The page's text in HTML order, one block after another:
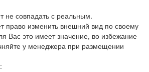
не совпадать с реальным.
право изменить внешний вид по своему
Вас это имеет значение, во избежание
у менеджера при размещении